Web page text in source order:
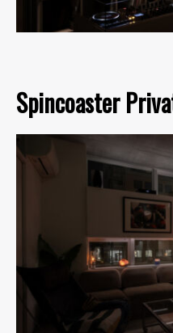
Spincoaster